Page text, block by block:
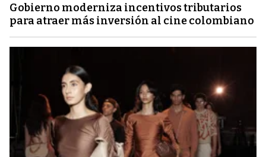
Gobierno moderniza incentivos tributarios
para atraer más inversión al cine colombiano